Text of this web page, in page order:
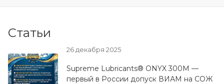
Статьи
26 декабря 2025
Supreme Lubricants® ONYX 300M —
первый в России допуск ВИАМ на СОЖ